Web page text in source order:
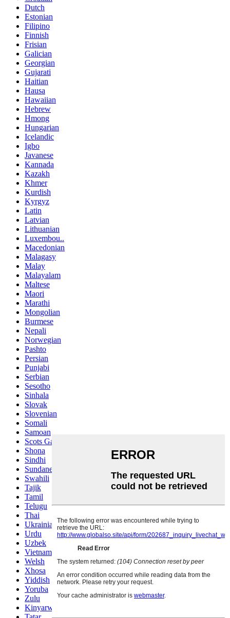
Dutch
Estonian
Filipino
Finnish
Frisian
Galician
Georgian
Gujarati
Haitian
Hausa
Hawaiian
Hebrew
Hmong
Hungarian
Icelandic
Igbo
Javanese
Kannada
Kazakh
Khmer
Kurdish
Kyrgyz
Latin
Latvian
Lithuanian
Luxembou..
Macedonian
Malagasy
Malay
Malayalam
Maltese
Maori
Marathi
Mongolian
Burmese
Nepali
Norwegian
Pashto
Persian
Punjabi
Serbian
Sesotho
Sinhala
Slovak
Slovenian
Somali
Samoan
Scots Gaelic
Shona
Sindhi
Sundanese
Swahili
Tajik
Tamil
Telugu
Thai
Ukrainian
Urdu
Uzbek
Vietnamese
Welsh
Xhosa
Yiddish
Yoruba
Zulu
Kinyarwanda